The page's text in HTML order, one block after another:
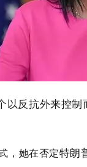
以反抗外来控
，她在否定特朗